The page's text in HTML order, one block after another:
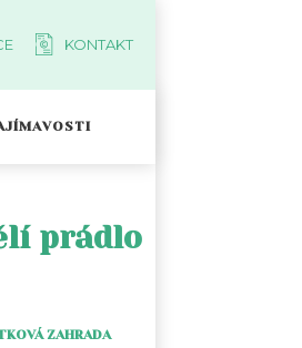
KONTAKT
prádlo
ZAHRADA